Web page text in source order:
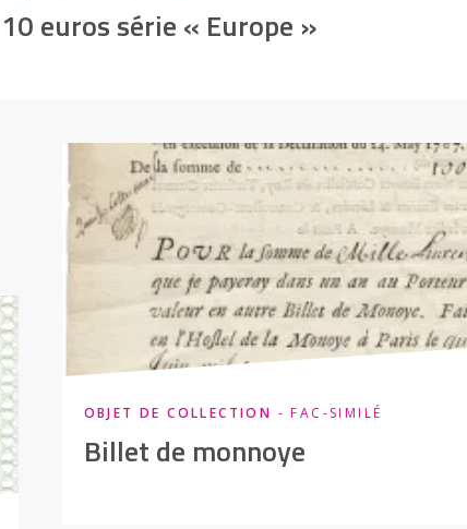
10 euros série « Europe »
OBJET DE COLLECTION - FAC-SIMILÉ
Billet de monnoye